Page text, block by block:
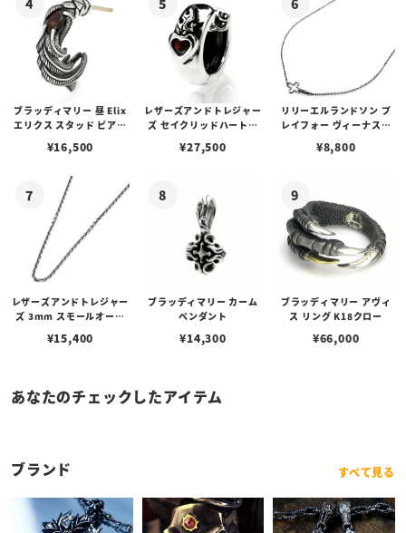
ブラッディマリー 昼 Elix
エリクス スタッド ピアス
¥16,500
レザーズアンドトレジャー
ズ セイクリッドハートピ
¥27,500
リリーエルランドソン プ
レイフォー ヴィーナスチ
¥8,800
レザーズアンドトレジャー
ズ 3mm スモールオーバ
ブスタークラスプ＆LTロ
¥15,400
ブラッディマリー カーム
ペンダント
¥14,300
ブラッディマリー アヴィ
ス リング K18クロー
¥66,000
あなたのチェックしたアイテム
ブランド すべて見る